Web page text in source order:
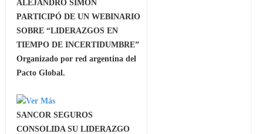
ALEJANDRO SIMÓN
PARTICIPÓ DE UN WEBINARIO
SOBRE “LIDERAZGOS EN
TIEMPO DE INCERTIDUMBRE”
Organizado por red argentina del
Pacto Global.
SANCOR SEGUROS
CONSOLIDA SU LIDERAZGO